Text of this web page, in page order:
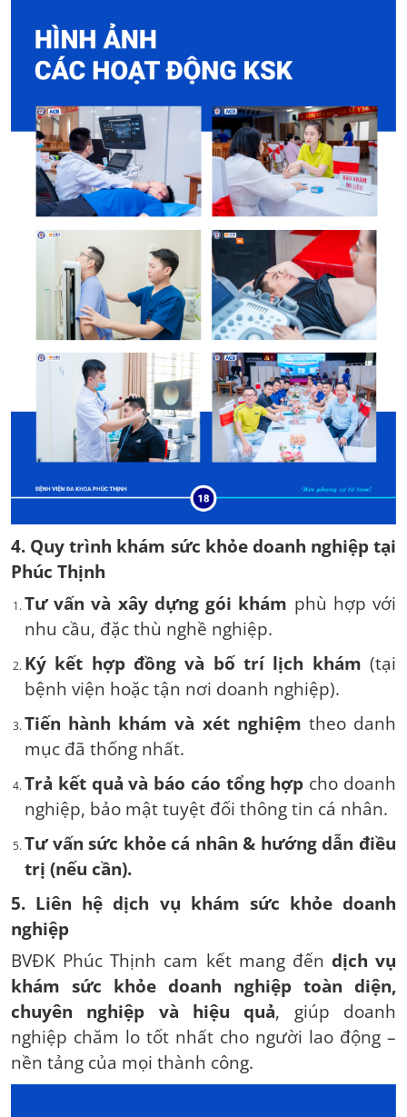
4. Quy trình khám sức khỏe doanh nghiệp tại
Phúc Thịnh
Tư vấn và xây dựng gói khám phù hợp với
nhu cầu, đặc thù nghề nghiệp.
Ký kết hợp đồng và bố trí lịch khám (tại
bệnh viện hoặc tận nơi doanh nghiệp).
Tiến hành khám và xét nghiệm theo danh
mục đã thống nhất.
Trả kết quả và báo cáo tổng hợp cho doanh
nghiệp, bảo mật tuyệt đối thông tin cá nhân.
Tư vấn sức khỏe cá nhân & hướng dẫn điều
trị (nếu cần).
5. Liên hệ dịch vụ khám sức khỏe doanh
nghiệp
BVĐK Phúc Thịnh cam kết mang đến dịch vụ
khám sức khỏe doanh nghiệp toàn diện,
chuyên nghiệp và hiệu quả, giúp doanh
nghiệp chăm lo tốt nhất cho người lao động –
nền tảng của mọi thành công.